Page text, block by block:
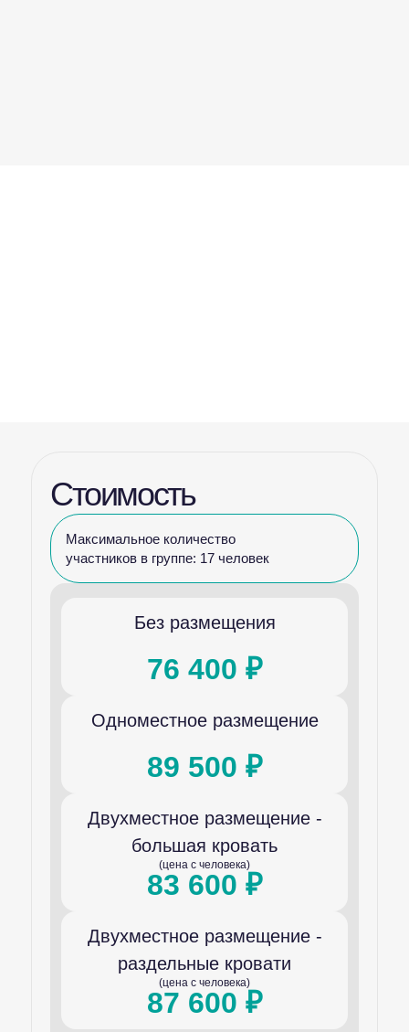
Стоимость
Максимальное количество
участников в группе: 17 человек
Без размещения
76 400 ₽
Одноместное размещение
89 500 ₽
Двухместное размещение -
большая кровать
(цена с человека)
83 600 ₽
Двухместное размещение -
раздельные кровати
(цена с человека)
87 600 ₽